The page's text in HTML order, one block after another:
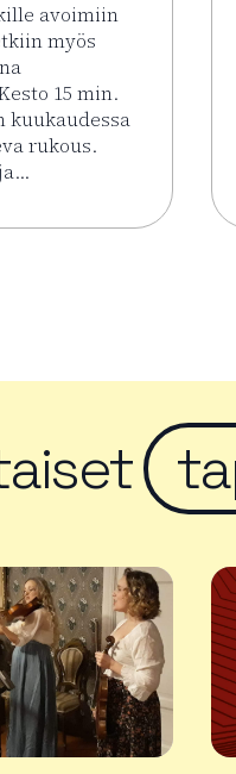
avoimiin
myös
15 min.
kuukaudessa
rukous.
Kesän